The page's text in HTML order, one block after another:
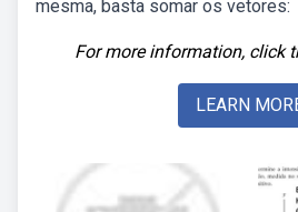
mesma, basta somar os vetores:
For more information, click
LEARN